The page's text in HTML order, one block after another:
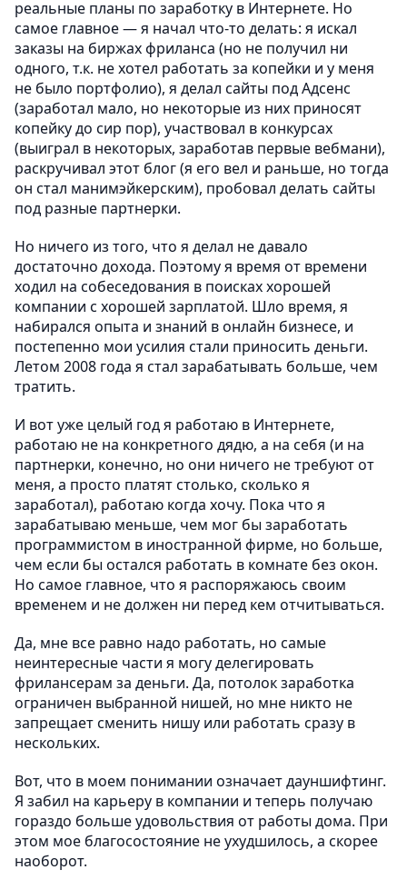
реальные планы по заработку в Интернете. Но
самое главное — я начал что-то делать: я искал
заказы на биржах фриланса (но не получил ни
одного, т.к. не хотел работать за копейки и у меня
не было портфолио), я делал сайты под Адсенс
(заработал мало, но некоторые из них приносят
копейку до сир пор), участвовал в конкурсах
(выиграл в некоторых, заработав первые вебмани),
раскручивал этот блог (я его вел и раньше, но тогда
он стал манимэйкерским), пробовал делать сайты
под разные партнерки.
Но ничего из того, что я делал не давало
достаточно дохода. Поэтому я время от времени
ходил на собеседования в поисках хорошей
компании с хорошей зарплатой. Шло время, я
набирался опыта и знаний в онлайн бизнесе, и
постепенно мои усилия стали приносить деньги.
Летом 2008 года я стал зарабатывать больше, чем
тратить.
И вот уже целый год я работаю в Интернете,
работаю не на конкретного дядю, а на себя (и на
партнерки, конечно, но они ничего не требуют от
меня, а просто платят столько, сколько я
заработал), работаю когда хочу. Пока что я
зарабатываю меньше, чем мог бы заработать
программистом в иностранной фирме, но больше,
чем если бы остался работать в комнате без окон.
Но самое главное, что я распоряжаюсь своим
временем и не должен ни перед кем отчитываться.
Да, мне все равно надо работать, но самые
неинтересные части я могу делегировать
фрилансерам за деньги. Да, потолок заработка
ограничен выбранной нишей, но мне никто не
запрещает сменить нишу или работать сразу в
нескольких.
Вот, что в моем понимании означает дауншифтинг.
Я забил на карьеру в компании и теперь получаю
гораздо больше удовольствия от работы дома. При
этом мое благосостояние не ухудшилось, а скорее
наоборот.